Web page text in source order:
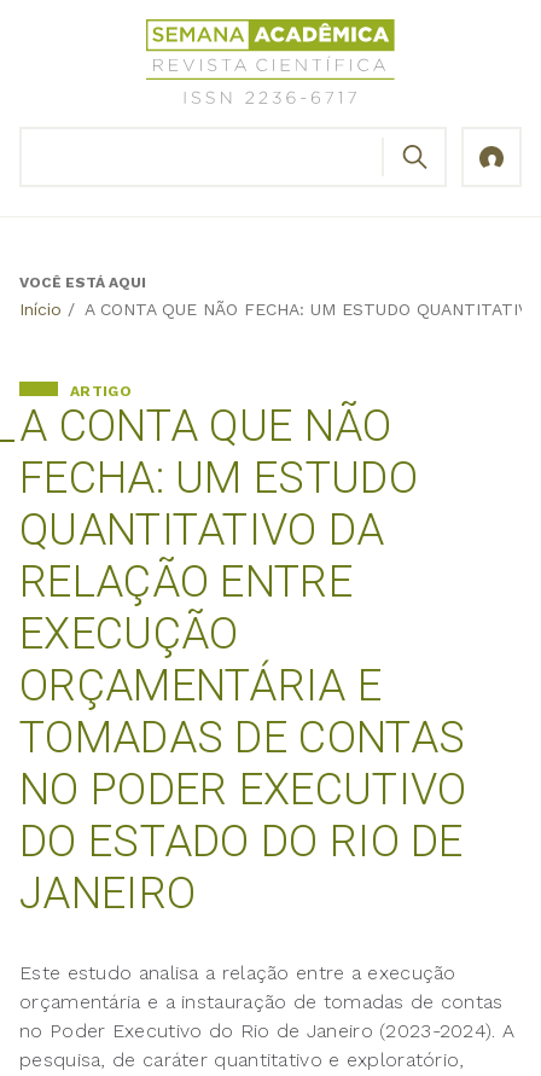
Revista
Científica
Semana
Back
VOCÊ ESTÁ AQUI
Início / A CONTA QUE NÃO FECHA: UM ESTUDO
A CONTA QUE NÃO
FECHA: UM ESTUDO
QUANTITATIVO DA
RELAÇÃO ENTRE
EXECUÇÃO
ORÇAMENTÁRIA E
TOMADAS DE CONTAS
NO PODER EXECUTIVO
DO ESTADO DO RIO DE
JANEIRO
ARTIGO
Este estudo analisa a relação entre a execução
orçamentária e a instauração de tomadas de contas
no Poder Executivo do Rio de Janeiro (2023-2024). A
pesquisa, de caráter quantitativo e exploratório,